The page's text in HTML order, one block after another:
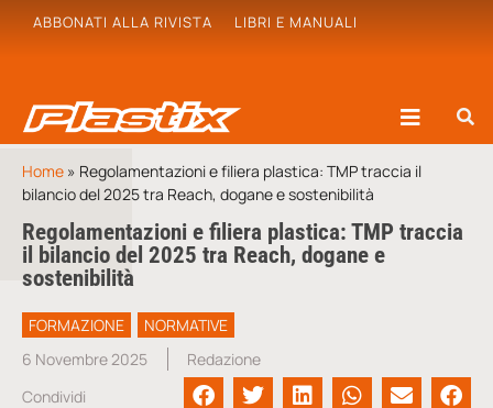
ABBONATI ALLA RIVISTA LIBRI E MANUALI
Home » Regolamentazioni e filiera plastica: TMP traccia il
bilancio del 2025 tra Reach, dogane e sostenibilità
Regolamentazioni e filiera plastica: TMP traccia
il bilancio del 2025 tra Reach, dogane e
sostenibilità
FORMAZIONE
NORMATIVE
6 Novembre 2025
Redazione
Condividi